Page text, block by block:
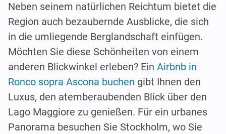
Neben seinem natürlichen Reichtum bietet die
Region auch bezaubernde Ausblicke, die sich
in die umliegende Berglandschaft einfügen.
Möchten Sie diese Schönheiten von einem
anderen Blickwinkel erleben? Ein Airbnb in
Ronco sopra Ascona buchen gibt Ihnen den
Luxus, den atemberaubenden Blick über den
Lago Maggiore zu genießen. Für ein urbanes
Panorama besuchen Sie Stockholm, wo Sie